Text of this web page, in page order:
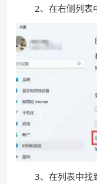
2、在右侧列表
3、在列表中找